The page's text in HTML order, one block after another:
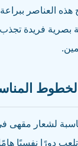
العناصر
بصرية فريدة
لشعار مقهى
دورًا نفسيًا